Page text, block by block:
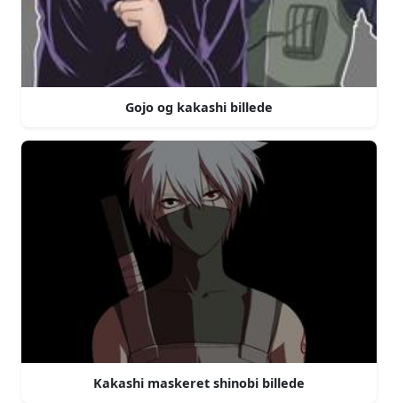
Gojo og kakashi billede
Kakashi maskeret shinobi billede